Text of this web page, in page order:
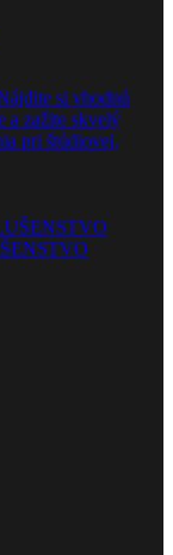
si vhodnú
a zažite skvelý
pri štúdiovej,